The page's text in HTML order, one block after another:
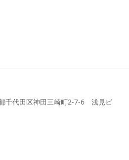
千代田区神田三崎町2-7-6 浅見ビ